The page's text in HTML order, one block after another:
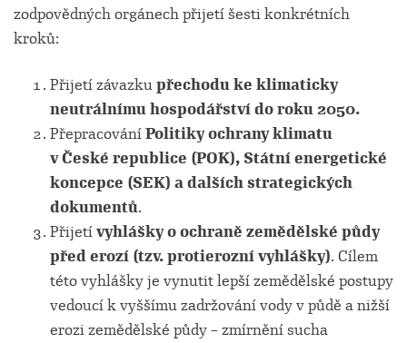
zodpovědných orgánech přijetí šesti konkrétních
kroků:
Přijetí závazkupřechodu ke klimaticky
neutrálnímu hospodářství do roku 2050.
PřepracováníPolitiky ochrany klimatu
v České republice (POK), Státní energetické
koncepce (SEK) a dalších strategických
dokumentů.
Přijetívyhlášky o ochraně zemědělské půdy
před erozí (tzv. protierozní vyhlášky). Cílem
této vyhlášky je vynutit lepší zemědělské postupy
vedoucí k vyššímu zadržování vody v půdě a nižší
erozi zemědělské půdy – zmírnění sucha